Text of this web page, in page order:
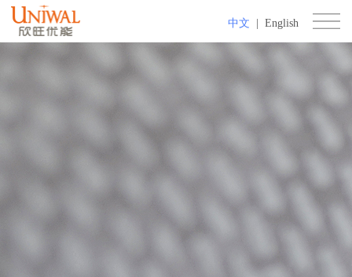
中文 English